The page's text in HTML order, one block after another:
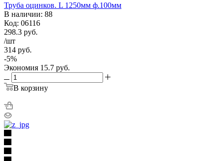
Труба оцинков. L 1250мм ф.100мм
В наличии: 88
Код: 06116
298.3 руб.
/шт
314 руб.
-5%
Экономия 15.7 руб.
В корзину